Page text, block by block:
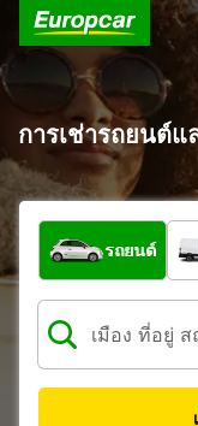
การเช่ารถยนต์
รถประเภทใด
รถยนต์